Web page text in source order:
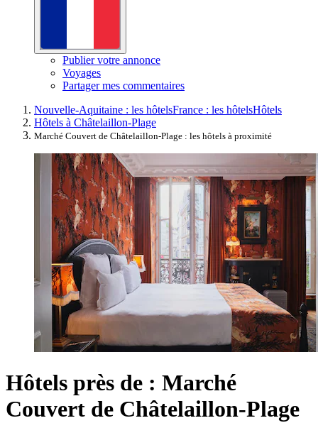
Publier votre annonce
Voyages
Partager mes commentaires
Nouvelle-Aquitaine : les hôtelsFrance : les hôtelsHôtels
Hôtels à Châtelaillon-Plage
Marché Couvert de Châtelaillon-Plage : les hôtels à proximité
Hôtels près de : Marché
Couvert de Châtelaillon-Plage